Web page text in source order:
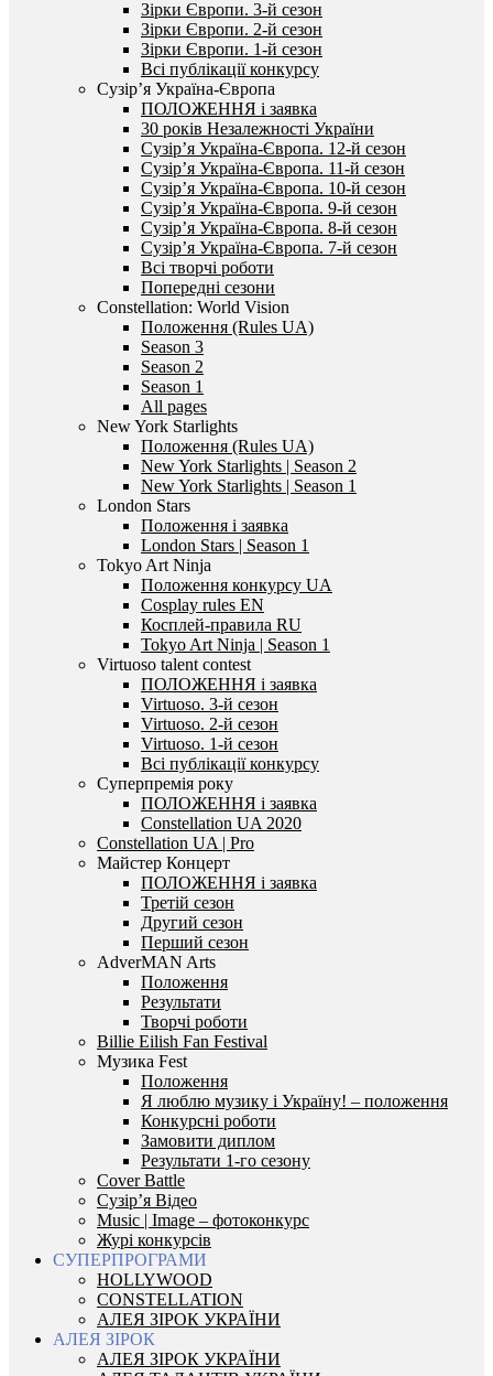
Зірки Європи. 3-й сезон
Зірки Європи. 2-й сезон
Зірки Європи. 1-й сезон
Всі публікації конкурсу
Сузір’я Україна-Європа
ПОЛОЖЕННЯ і заявка
30 років Незалежності України
Сузір’я Україна-Європа. 12-й сезон
Сузір’я Україна-Європа. 11-й сезон
Сузір’я Україна-Європа. 10-й сезон
Сузір’я Україна-Європа. 9-й сезон
Сузір’я Україна-Європа. 8-й сезон
Сузір’я Україна-Європа. 7-й сезон
Всі творчі роботи
Попередні сезони
Constellation: World Vision
Положення (Rules UA)
Season 3
Season 2
Season 1
All pages
New York Starlights
Положення (Rules UA)
New York Starlights | Season 2
New York Starlights | Season 1
London Stars
Положення і заявка
London Stars | Season 1
Tokyo Art Ninja
Положення конкурсу UA
Cosplay rules EN
Косплей-правила RU
Tokyo Art Ninja | Season 1
Virtuoso talent contest
ПОЛОЖЕННЯ і заявка
Virtuoso. 3-й сезон
Virtuoso. 2-й сезон
Virtuoso. 1-й сезон
Всі публікації конкурсу
Суперпремія року
ПОЛОЖЕННЯ і заявка
Constellation UA 2020
Constellation UA | Pro
Майстер Концерт
ПОЛОЖЕННЯ і заявка
Третій сезон
Другий сезон
Перший сезон
AdverMAN Arts
Положення
Результати
Творчі роботи
Billie Eilish Fan Festival
Музика Fest
Положення
Я люблю музику і Україну! – положення
Конкурсні роботи
Замовити диплом
Результати 1-го сезону
Cover Battle
Сузір’я Відео
Music | Image – фотоконкурс
Журі конкурсів
СУПЕРПРОГРАМИ
HOLLYWOOD
CONSTELLATION
АЛЕЯ ЗІРОК УКРАЇНИ
АЛЕЯ ЗІРОК
АЛЕЯ ЗІРОК УКРАЇНИ